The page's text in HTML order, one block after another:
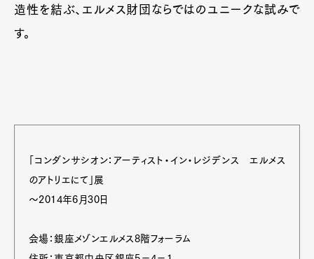
造性を結ぶ、エルメス財団ならではのユニークな試みで
す。
「コンダンサシオン：アーティスト・イン・レジデンス エルメス
のアトリエにて」展
～2014年6月30日
会場：銀座メゾンエルメス8階フォーラム